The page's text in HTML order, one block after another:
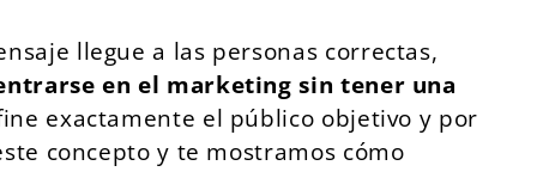
llegue a las personas correctas,
en el marketing sin tener una
exactamente el público objetivo y por
concepto y te mostramos cómo